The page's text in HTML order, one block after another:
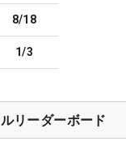
8/18
1/3
リーダーボード